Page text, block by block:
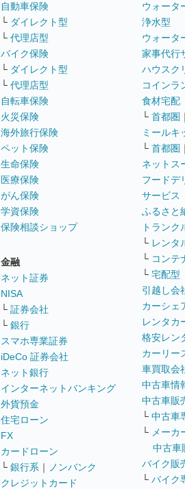
自動車保険
└ ダイレクト型
└ 代理店型
バイク保険
└ ダイレクト型
└ 代理店型
自転車保険
火災保険
海外旅行保険
ペット保険
生命保険
医療保険
がん保険
学資保険
保険相談ショップ
金融
ネット証券
NISA
└ 証券会社
└ 銀行
スマホ専業証券
iDeCo 証券会社
ネット銀行
インターネットバンキング
外貨預金
住宅ローン
FX
カードローン
└ 銀行系 ｜
ノンバンク
クレジットカード
ウォータ
浄水型
ウォータ
家事代行
ハウスク
コインラ
食材宅配
└ 首都圏 ｜
ミールキ
└ 首都圏 ｜
ネットス
フードデ
サービス
ふるさと
トランク
└ レンタ
└ コンテ
└ 宅配型
引越し会
カーシェ
レンタカ
格安レン
カーリー
車買取会
中古車情
中古車販
└ 中古車
└ メーカ
中古車
バイク販
└ バイク